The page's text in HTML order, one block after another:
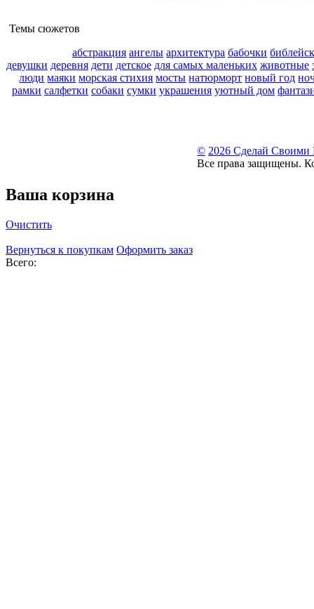
Темы сюжетов
абстракция ангелы архитектура бабочки
девушки деревня дети детское для самых маленьких животные
люди маяки морская стихия мосты натюрморт новый год
рамки салфетки собаки сумки украшения уютный дом
© 2026 Сделай Своими
Все права защищены.
Ваша корзина
Очистить
Вернуться к покупкам Оформить заказ
Всего: